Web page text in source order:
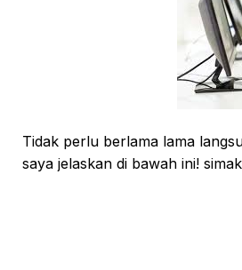
Tidak perlu berlama lama
saya jelaskan di bawah ini!